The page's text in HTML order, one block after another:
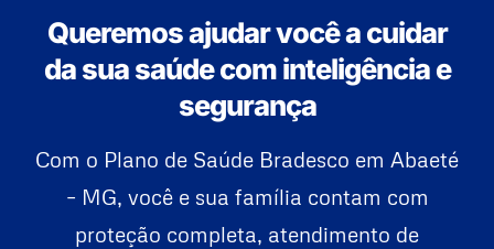
Queremos ajudar você a cuidar
da sua saúde com inteligência e
segurança
Com o Plano de Saúde Bradesco em Abaeté
– MG, você e sua família contam com
proteção completa, atendimento de